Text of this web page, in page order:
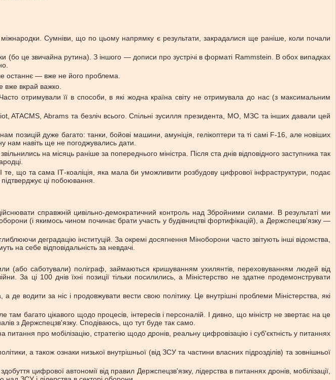
Сумніви, що по цьому напрямку є результати, закрадалися ще раніше, коли почали
(бо це звичайна рутина). З іншого — дописи про зустрічі в форматі Rammstein. В обох випадках
останнє — вже не його проблема.
вже вкрай важко.
отримували її в способи, в які жодна країна світу не отримувала до нас (з максимальним
ATACMS, Abrams та безліч всього. Спільні зусилля президента, МО, МЗС та інших давали цей
позицій дуже багато: танки, бойові машини, амуніція, гелікоптери та ті самі F-16, але новіших
нам навіть ще не погоджувались дати.
на місяць раніше за попереднього міністра. Після ста днів відповідного заступника так
що та сама ІТ-коаліція, яка мала би уможливити розбудову цифрової інфраструктури, подає
ці побоювання.
справжній цивільно-демократичний контроль над Збройними силами. В результаті ми
(і якимось чином починає брати участь у будівництві фортифікацій), а Держспецзв'язку —
деградацію інституцій. За окремі досягнення Міноборони часто звітують інші відомства,
на себе відповідальність за невдачі.
(або саботували) поліграф, займаються кришуванням ухилянтів, переховуванням людей від
За ці 100 днів їхні позиції тільки посилились, а Міністерство не здатне продемонструвати
водити за ніс і продовжувати вести свою політику. Це внутрішні проблеми Міністерства, які
багато цікавого щодо процесів, інтересів і персоналій. І дивно, що міністр не звертає на це
з Держспецзв'язку. Сподіваюсь, що тут буде так само.
про мобілізацію, стратегію щодо дронів, реальну цифровізацію і суб'єктність у питаннях
а також ознаки низької внутрішньої (від ЗСУ та частини власних підрозділів) та зовнішньої
цифрової автономії від правил Держспецзв'язку, лідерства в питаннях дронів, мобілізації,